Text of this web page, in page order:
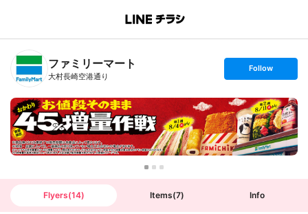
B
n
T
ファミリーマート
大村長崎空港通り
s
t
o
l
l
o
w
Follow
Flyers(14) Items(7) Info